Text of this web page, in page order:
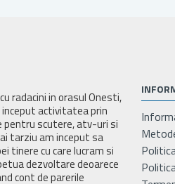
radacini in orasul Onesti,
activitatea prin
pentru scutere, atv-uri si
tarziu am inceput sa
tinere cu care lucram si
dezvoltare deoarece
cont de parerile